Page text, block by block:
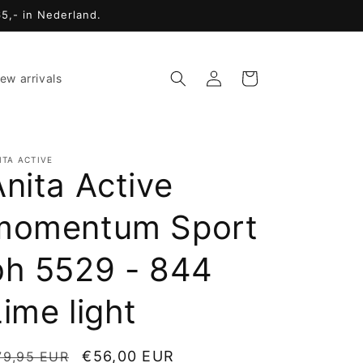
in Nederland.
arrivals Inloggen
Winkelwagen
ACTIVE
Active
Sport
5529 - 844
light
EUR Aanbiedingsprijs
€56,00 EUR